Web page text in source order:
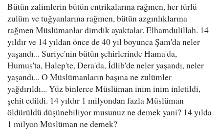
Bütün zalimlerin bütün entrikalarına rağmen, her türlü
zulüm ve tuğyanlarına rağmen, bütün azgınlıklarına
rağmen Müslümanlar dimdik ayaktalar. Elhamdulillah. 14
yıldır ve 14 yıldan önce de 40 yıl boyunca Şam'da neler
yaşandı... Suriye'nin bütün şehirlerinde Hama'da,
Humus'ta, Halep'te, Dera'da, İdlib'de neler yaşandı, neler
yaşandı... O Müslümanların başına ne zulümler
yağdırıldı... Yüz binlerce Müslüman inim inim inletildi,
şehit edildi. 14 yıldır 1 milyondan fazla Müslüman
öldürüldü düşünebiliyor musunuz ne demek yani? 14 yılda
1 milyon Müslüman ne demek?